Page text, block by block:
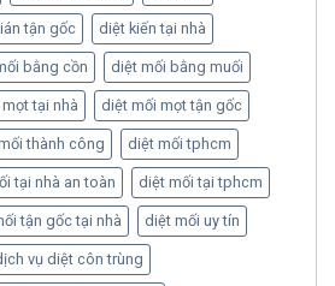
tận gốc diệt kiến tại nhà
bằng cồn diệt mối bằng muối
tại nhà diệt mối mọt tận gốc
thành công diệt mối tphcm
tại nhà an toàn diệt mối tại tphcm
tận gốc tại nhà diệt mối uy tín
vụ diệt côn trùng